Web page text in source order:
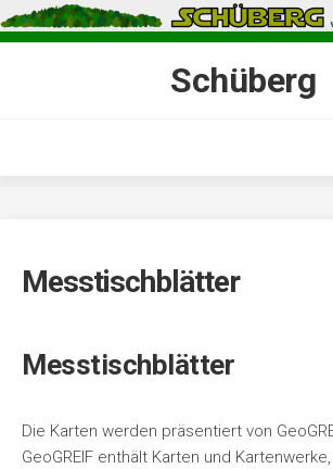
Skip
to
Schüberg
Messtischblätter
Messtischblätter
Die Karten werden präsentiert von
GeoGREIF enthält Karten und